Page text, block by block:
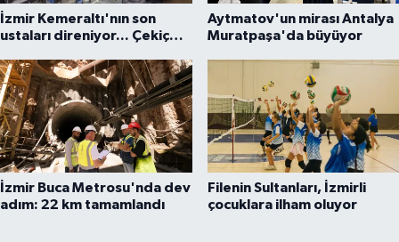
İzmir Kemeraltı'nın son
ustaları direniyor... Çekiç
Aytmatov'un mirası Antalya
Muratpaşa'da büyüyor
İzmir Buca Metrosu'nda dev
adım: 22 km tamamlandı
Filenin Sultanları, İzmirli
çocuklara ilham oluyor